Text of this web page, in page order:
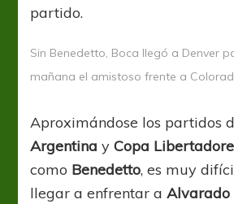
partido.
Sin Benedetto, Boca llegó a Denver
mañana el amistoso frente a
Aproximándose los partidos
Argentina yCopa
como Benedetto, es muy
llegar a enfrentar aAlvarado